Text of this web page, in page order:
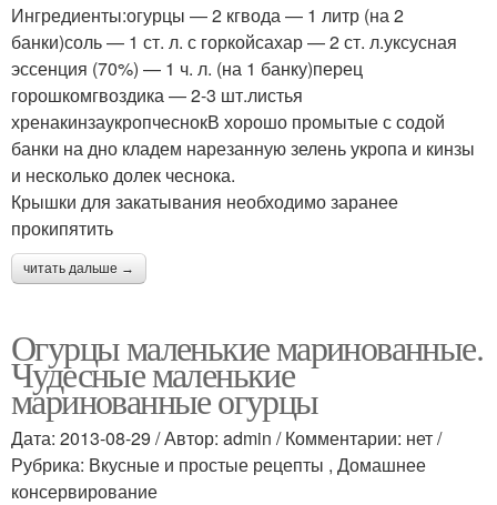
Ингредиенты:огурцы — 2 кгвода — 1 литр (на 2
банки)соль — 1 ст. л. с горкойсахар — 2 ст. л.уксусная
эссенция (70%) — 1 ч. л. (на 1 банку)перец
горошкомгвоздика — 2-3 шт.листья
хренакинзаукропчеснокВ хорошо промытые с содой
банки на дно кладем нарезанную зелень укропа и кинзы
и несколько долек чеснока.
Крышки для закатывания необходимо заранее
прокипятить
читать дальше →
Огурцы маленькие маринованные.
Чудесные маленькие
маринованные огурцы
Дата: 2013-08-29 / Автор: admin / Комментарии: нет /
Рубрика: Вкусные и простые рецепты , Домашнее
консервирование